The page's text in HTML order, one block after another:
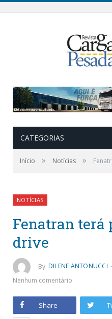
CATEGORIAS
Início » Notícias »
NOTÍCIAS
Fenatran terá
drive
By DILENE ANTONUCCI
Nenhum comentário
Share